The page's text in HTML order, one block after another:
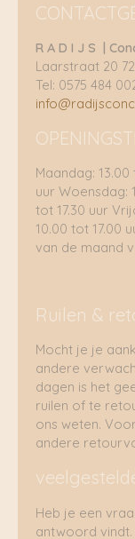
R A D I J S |
Laarstraat 20
Tel: 0575 484
Maandag: 13.00
uur Woensdag:
tot 17.30 uur
10.00 tot 17.00
van de maand
Ruilen &
Mocht je je
andere
dagen is het
ruilen of te
ons weten.
andere
Heb je een
antwoord